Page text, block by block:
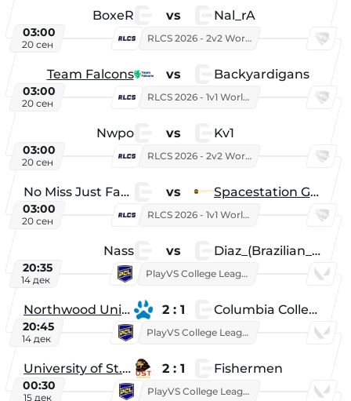
BoxeR vs Nal_rA
03:00
20 сен
RLCS 2026 - 2v2 World Championship
Team Falcons vs Backyardigans
03:00
20 сен
RLCS 2026 - 1v1 World Championship
Nwpo vs Kv1
03:00
20 сен
RLCS 2026 - 2v2 World Championship
No Miss Just Fake vs Spacestation Gaming
03:00
20 сен
RLCS 2026 - 1v1 World Championship
Nass vs Diaz_(Brazilian_Player)
20:35
14 дек
PlayVS College League 2025: Fall
Northwood University 2 : 1 Columbia College
20:45
14 дек
PlayVS College League 2025: Fall
University of St. Thomas 2 : 1 Fishermen
00:30
15 дек
PlayVS College League 2025: Fall